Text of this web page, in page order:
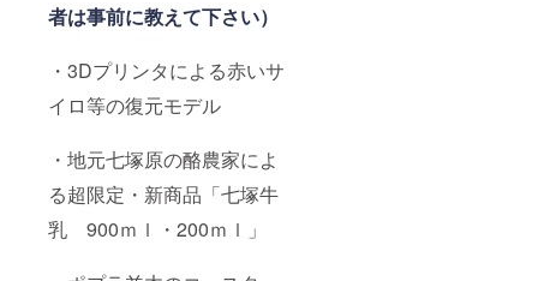
者は事前に教えて下さい）
・3Dプリンタによる赤いサ
イロ等の復元モデル
・地元七塚原の酪農家によ
る超限定・新商品「七塚牛
乳 900ｍｌ・200ｍｌ」